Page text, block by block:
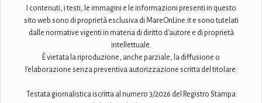
I contenuti, i testi, le immagini e le informazioni presenti in questo
sito web sono di proprietà esclusiva di MareOnLine.it e sono tutelati
dalle normative vigenti in materia di diritto d'autore e di proprietà
intellettuale.
È vietata la riproduzione, anche parziale, la diffusione o
l'elaborazione senza preventiva autorizzazione scritta del titolare.
Testata giornalistica iscritta al numero 3/2026 del Registro Stampa